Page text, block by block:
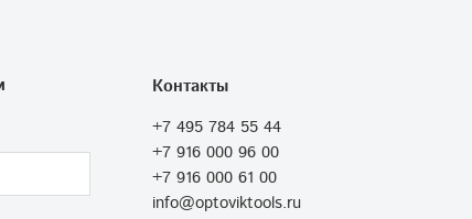
Контакты
+7 495 784 55 44
+7 916 000 96 00
+7 916 000 61 00
info@optoviktools.ru